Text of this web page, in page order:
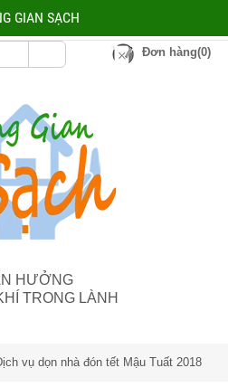
GIAN SẠCH
Đơn hàng(0)
HƯỞNG
TRONG LÀNH
Dịch vụ dọn nhà đón tết Mậu Tuất 2018